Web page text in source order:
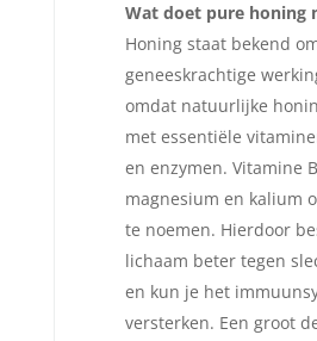
Wat doet pure honing
Honing staat bekend
geneeskrachtige
omdat natuurlijke
met essentiële
en enzymen. Vitamine
magnesium en kalium
te noemen. Hierdoor
lichaam beter tegen
en kun je het
versterken. Een groot